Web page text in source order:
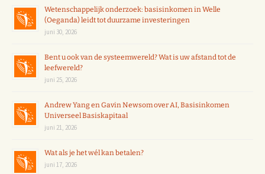
Wetenschappelijk onderzoek: basisinkomen in Welle
(Oeganda) leidt tot duurzame investeringen
juni 30, 2026
Bent u ook van de systeemwereld? Wat is uw afstand tot de
leefwereld?
juni 25, 2026
Andrew Yang en Gavin Newsom over AI, Basisinkomen
Universeel Basiskapitaal
juni 21, 2026
Wat als je het wél kan betalen?
juni 17, 2026